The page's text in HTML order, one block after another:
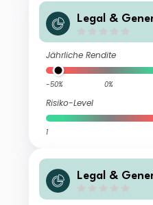
Legal &
Jährliche Rendite
-50% 0%
Risiko-Level
1
Legal &